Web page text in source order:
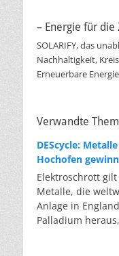
– Energie für die
SOLARIFY, das
Nachhaltigkeit,
Erneuerbare
Verwandte
DEScycle:
Hochofen
Elektroschrott
Metalle, die
Anlage in
Palladium